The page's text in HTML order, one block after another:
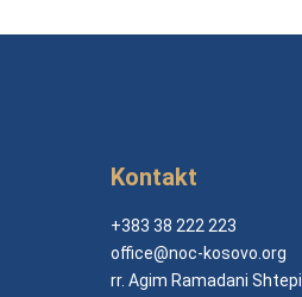
Kontakt
+383 38 222 223
office@noc-kosovo.org
rr. Agim Ramadani